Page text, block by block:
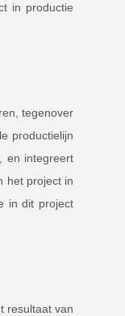
in productie
tegenover
productielijn
en integreert
het project in
in dit project
resultaat van